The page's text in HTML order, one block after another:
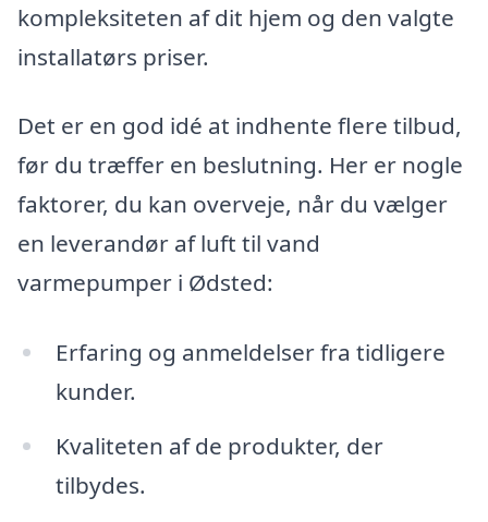
kompleksiteten af dit hjem og den valgte
installatørs priser.
Det er en god idé at indhente flere tilbud,
før du træffer en beslutning. Her er nogle
faktorer, du kan overveje, når du vælger
en leverandør af luft til vand
varmepumper i Ødsted:
Erfaring og anmeldelser fra tidligere
kunder.
Kvaliteten af de produkter, der
tilbydes.